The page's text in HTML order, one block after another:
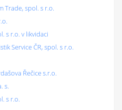
Trade, spol. s r.o.
s r.o. v likvidaci
Service ČR, spol. s r.o.
Řečice s.r.o.
s.
s r.o.